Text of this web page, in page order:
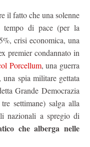
il fatto che una solenne
tempo di pace (per la
crisi economica, una
premier condannato in
Porcellum, una guerra
spia militare gettata
Grande Democrazia
settimane) salga alla
nazionali a spregio di
che alberga nelle